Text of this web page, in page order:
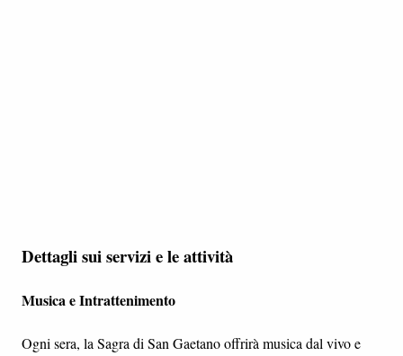
Dettagli sui servizi e le attività
Musica e Intrattenimento
Ogni sera, la Sagra di San Gaetano offrirà musica dal vivo e